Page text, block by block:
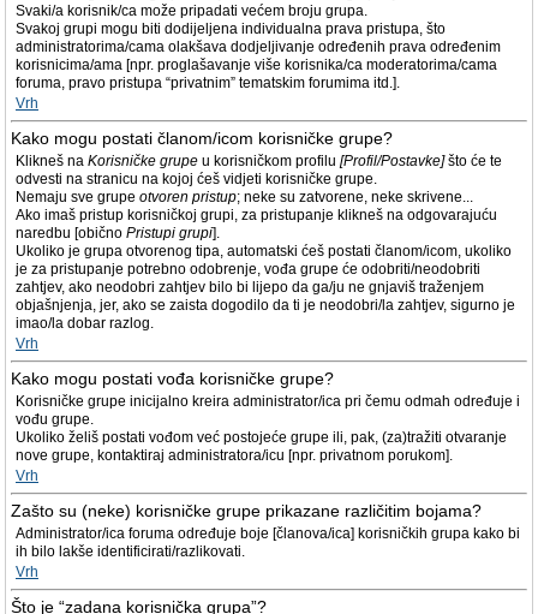
Svaki/a korisnik/ca može pripadati većem broju grupa.
Svakoj grupi mogu biti dodijeljena individualna prava pristupa, što
administratorima/cama olakšava dodjeljivanje određenih prava određenim
korisnicima/ama [npr. proglašavanje više korisnika/ca moderatorima/cama
foruma, pravo pristupa “privatnim” tematskim forumima itd.].
Vrh
Kako mogu postati članom/icom korisničke grupe?
Klikneš na Korisničke grupe u korisničkom profilu [Profil/Postavke]što će te
odvesti na stranicu na kojoj ćeš vidjeti korisničke grupe.
Nemaju sve grupe otvoren pristup; neke su zatvorene, neke skrivene...
Ako imaš pristup korisničkoj grupi, za pristupanje klikneš na odgovarajuću
naredbu [obično Pristupi grupi].
Ukoliko je grupa otvorenog tipa, automatski ćeš postati članom/icom, ukoliko
je za pristupanje potrebno odobrenje, vođa grupe će odobriti/neodobriti
zahtjev, ako neodobri zahtjev bilo bi lijepo da ga/ju ne gnjaviš traženjem
objašnjenja, jer, ako se zaista dogodilo da ti je neodobri/la zahtjev, sigurno je
imao/la dobar razlog.
Vrh
Kako mogu postati vođa korisničke grupe?
Korisničke grupe inicijalno kreira administrator/ica pri čemu odmah određuje i
vođu grupe.
Ukoliko želiš postati vođom već postojeće grupe ili, pak, (za)tražiti otvaranje
nove grupe, kontaktiraj administratora/icu [npr. privatnom porukom].
Vrh
Zašto su (neke) korisničke grupe prikazane različitim bojama?
Administrator/ica foruma određuje boje [članova/ica] korisničkih grupa kako bi
ih bilo lakše identificirati/razlikovati.
Vrh
Što je “zadana korisnička grupa”?